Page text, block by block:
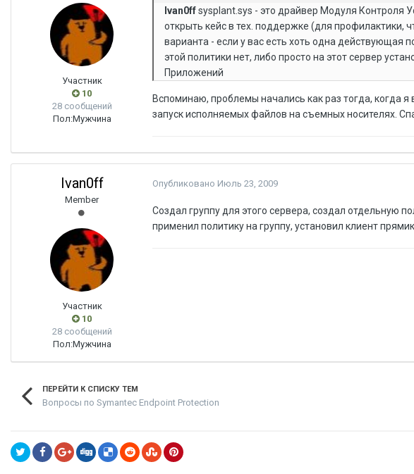
Участник
10
28 сообщений
Пол:Мужчина
Ivan0ffsysplant.sys - это драйвер Модуля Контроля
открыть кейс в тех. поддержке (для профилактики,
варианта - если у вас есть хоть одна действующая
этой политики нет, либо просто на этот сервер
Приложений
Вспоминаю, проблемы начались как раз тогда, когда
запуск исполняемых файлов на съемных носителях.
Ivan0ff
Member
Участник
10
28 сообщений
Пол:Мужчина
Опубликовано Июль 23, 2009
Создал группу для этого сервера, создал отдельную
применил политику на группу, установил клиент
ПЕРЕЙТИ К СПИСКУ ТЕМ
Вопросы по Symantec Endpoint Protection